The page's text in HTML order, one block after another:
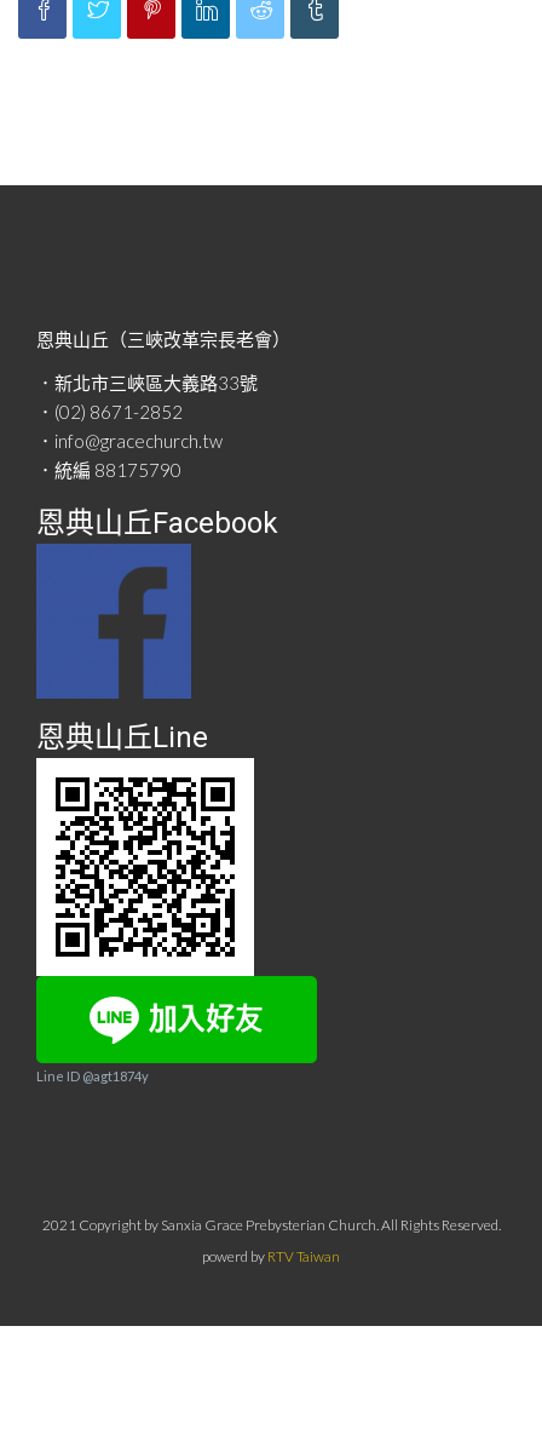
恩典山丘（三峽改革宗長老會）
．新北市三峽區大義路33號
．(02) 8671-2852
．info@gracechurch.tw
．統編 88175790
恩典山丘Facebook
恩典山丘Line
Line ID @agt1874y
2021 Copyright by Sanxia Grace Prebysterian Church. All Rights Reserved.
powerd by RTV Taiwan